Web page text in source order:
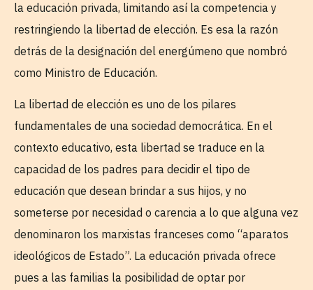
la educación privada, limitando así la competencia y
restringiendo la libertad de elección. Es esa la razón
detrás de la designación del energúmeno que nombró
como Ministro de Educación.
La libertad de elección es uno de los pilares
fundamentales de una sociedad democrática. En el
contexto educativo, esta libertad se traduce en la
capacidad de los padres para decidir el tipo de
educación que desean brindar a sus hijos, y no
someterse por necesidad o carencia a lo que alguna vez
denominaron los marxistas franceses como “aparatos
ideológicos de Estado”. La educación privada ofrece
pues a las familias la posibilidad de optar por